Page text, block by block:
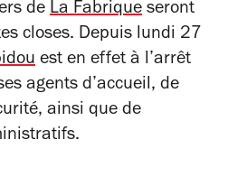
de La Fabrique seront
closes. Depuis lundi 27
est en effet à l’arrêt
agents d’accueil, de
ainsi que de